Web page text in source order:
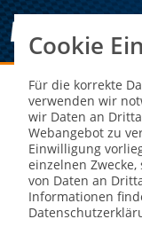
Sie sind hier: NEWS
DMSB-
Erfolg
24. Nov 2023
Cookie
Für die korrekte
verwenden wir
wir Daten an
Webangebot zu
Einwilligung
einzelnen
von Daten an
Informationen